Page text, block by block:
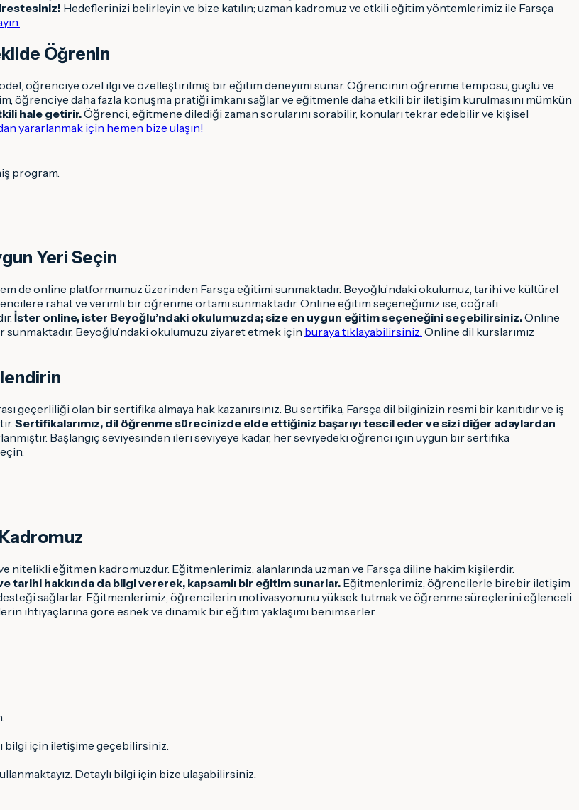
Hedeflerinizi belirleyin ve bize katılın; uzman kadromuz ve etkili eğitim yöntemlerimiz ile Farsça
Öğrenin
öğrenciye özel ilgi ve özelleştirilmiş bir eğitim deneyimi sunar. Öğrencinin öğrenme temposu, güçlü ve
öğrenciye daha fazla konuşma pratiği imkanı sağlar ve eğitmenle daha etkili bir iletişim kurulmasını mümkün
hale getirir.Öğrenci, eğitmene dilediği zaman sorularını sorabilir, konuları tekrar edebilir ve kişisel
yararlanmak için hemen bize ulaşın!
program.
Yeri Seçin
de online platformumuz üzerinden Farsça eğitimi sunmaktadır. Beyoğlu’ndaki okulumuz, tarihi ve kültürel
rahat ve verimli bir öğrenme ortamı sunmaktadır. Online eğitim seçeneğimiz ise, coğrafi
İster online, ister Beyoğlu’ndaki okulumuzda; size en uygun eğitim seçeneğini seçebilirsiniz.Online
Beyoğlu’ndaki okulumuzu ziyaret etmek için buraya tıklayabilirsiniz. Online dil kurslarımız
geçerliliği olan bir sertifika almaya hak kazanırsınız. Bu sertifika, Farsça dil bilginizin resmi bir kanıtıdır ve iş
Sertifikalarımız, dil öğrenme sürecinizde elde ettiğiniz başarıyı tescil eder ve sizi diğer adaylardan
Başlangıç seviyesinden ileri seviyeye kadar, her seviyedeki öğrenci için uygun bir sertifika
nitelikli eğitmen kadromuzdur. Eğitmenlerimiz, alanlarında uzman ve Farsça diline hakim kişilerdir.
tarihi hakkında da bilgi vererek, kapsamlı bir eğitim sunarlar. Eğitmenlerimiz, öğrencilerle birebir iletişim
sağlarlar. Eğitmenlerimiz, öğrencilerin motivasyonunu yüksek tutmak ve öğrenme süreçlerini eğlenceli
ihtiyaçlarına göre esnek ve dinamik bir eğitim yaklaşımı benimserler.
bilgi için iletişime geçebilirsiniz.
Detaylı bilgi için bize ulaşabilirsiniz.